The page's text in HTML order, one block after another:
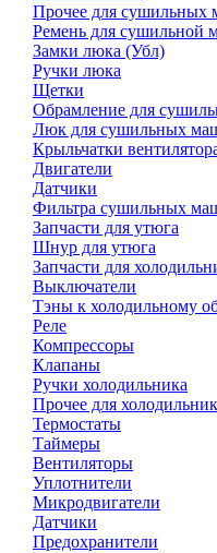
Прочее для сушильных
Ремень для сушильной
Замки люка (Убл)
Ручки люка
Щетки
Обрамление для
Люк для сушильных
Крыльчатки
Двигатели
Датчики
Фильтра сушильных
Запчасти для утюга
Шнур для утюга
Запчасти для
Выключатели
Тэны к холодильному
Реле
Компрессоры
Клапаны
Ручки холодильника
Прочее для
Термостаты
Таймеры
Вентиляторы
Уплотнители
Микродвигатели
Датчики
Предохранители